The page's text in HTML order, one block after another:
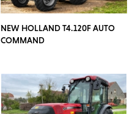
NEW HOLLAND T4.120F AUTO
COMMAND